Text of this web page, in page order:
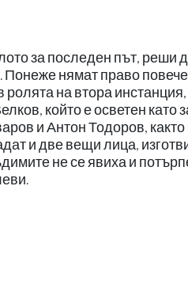
за последен път, реши
Понеже нямат право
ролята на втора
който е осветен
и Антон Тодоров, както
и две вещи лица,
не се явиха и